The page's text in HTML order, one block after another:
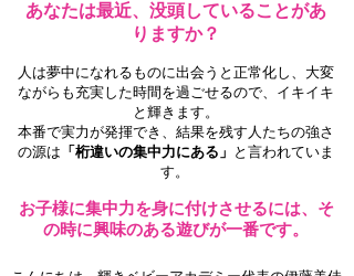
あなたは最近、没頭していることがあ
りますか？
人は夢中になれるものに出会うと正常化し、大変
ながらも充実した時間を過ごせるので、イキイキ
と輝きます。
本番で実力が発揮でき、結果を残す人たちの強さ
の源は 「桁違いの集中力にある」 と言われていま
す。
お子様に集中力を身に付けさせるには、そ
の時に興味のある遊びが一番です。